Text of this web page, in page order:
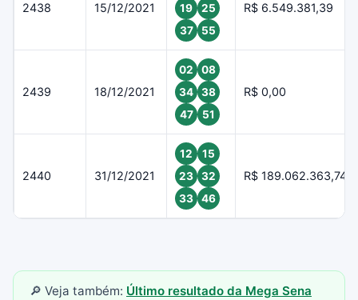
2438 15/12/2021
19
25
37
55
R$ 6.549.381,39
2439 18/12/2021
02
08
34
38
47
51
R$ 0,00
2440 31/12/2021
12
15
23
32
33
46
R$ 189.062.363,74
🔎 Veja também: Último resultado da Mega Sena